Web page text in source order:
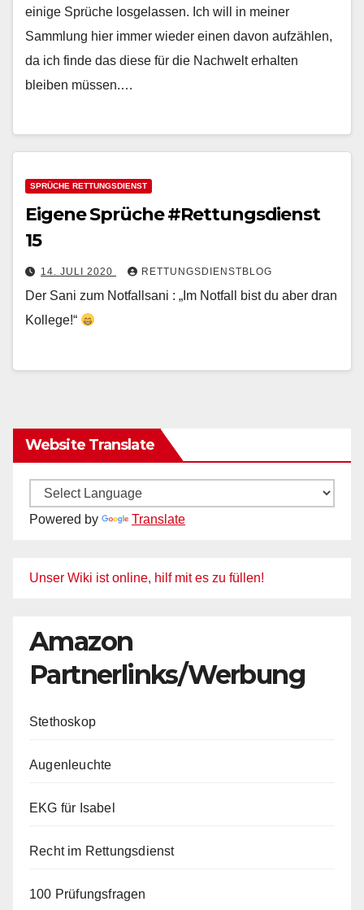
einige Sprüche losgelassen. Ich will in meiner
Sammlung hier immer wieder einen davon aufzählen,
da ich finde das diese für die Nachwelt erhalten
bleiben müssen.…
SPRÜCHE RETTUNGSDIENST
Eigene Sprüche #Rettungsdienst
15
14. JULI 2020 RETTUNGSDIENSTBLOG
Der Sani zum Notfallsani : „Im Notfall bist du aber dran
Kollege!“
Website Translate
Powered by Translate
Unser Wiki ist online, hilf mit es zu füllen!
Amazon
Partnerlinks/Werbung
Stethoskop
Augenleuchte
EKG für Isabel
Recht im Rettungsdienst
100 Prüfungsfragen